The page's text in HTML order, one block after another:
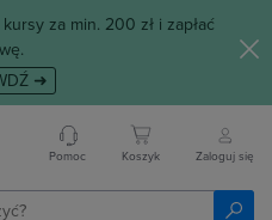
za min. 200 zł i zapłać
➜
Pomoc Koszyk Zaloguj się